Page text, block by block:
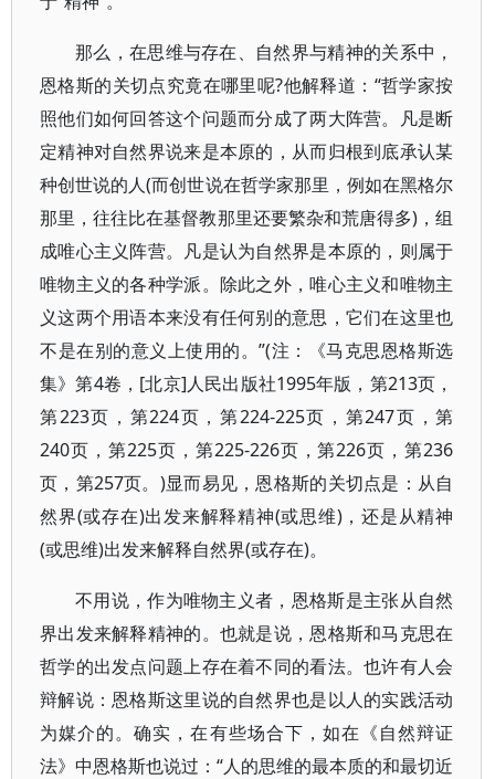
那么，在思维与存在、自然界与精神的关系中，
恩格斯的关切点究竟在哪里呢?他解释道：“哲学家按
照他们如何回答这个问题而分成了两大阵营。凡是断
定精神对自然界说来是本原的，从而归根到底承认某
种创世说的人(而创世说在哲学家那里，例如在黑格尔
那里，往往比在基督教那里还要繁杂和荒唐得多)，组
成唯心主义阵营。凡是认为自然界是本原的，则属于
唯物主义的各种学派。除此之外，唯心主义和唯物主
义这两个用语本来没有任何别的意思，它们在这里也
不是在别的意义上使用的。”(注：《马克思恩格斯选
集》第4卷，[北京]人民出版社1995年版，第213页，
第223页，第224页，第224-225页，第247页，第
240页，第225页，第225-226页，第226页，第236
页，第257页。)显而易见，恩格斯的关切点是：从自
然界(或存在)出发来解释精神(或思维)，还是从精神
(或思维)出发来解释自然界(或存在)。
不用说，作为唯物主义者，恩格斯是主张从自然
界出发来解释精神的。也就是说，恩格斯和马克思在
哲学的出发点问题上存在着不同的看法。也许有人会
辩解说：恩格斯这里说的自然界也是以人的实践活动
为媒介的。确实，在有些场合下，如在《自然辩证
法》中恩格斯也说过：“人的思维的最本质的和最切近